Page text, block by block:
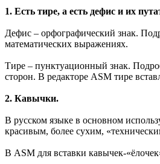
1. Есть тире, а есть дефис и их
Дефис – орфографический знак.
математических выражениях.
Тире – пунктуационный знак.
сторон. В редакторе ASM тире
2. Кавычки.
В русском языке в основном
красивым, более сухим,
В ASM для вставки кавычек-